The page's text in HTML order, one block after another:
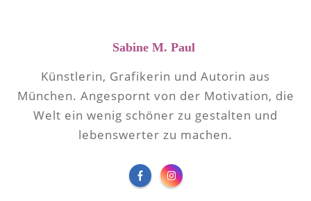
Sabine M. Paul
Künstlerin, Grafikerin und Autorin aus
München. Angespornt von der Motivation, die
Welt ein wenig schöner zu gestalten und
lebenswerter zu machen.